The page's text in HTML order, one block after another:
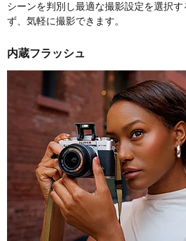
シーンを判別し最適な撮影設定を選択
ず、気軽に撮影できます。
内蔵フラッシュ